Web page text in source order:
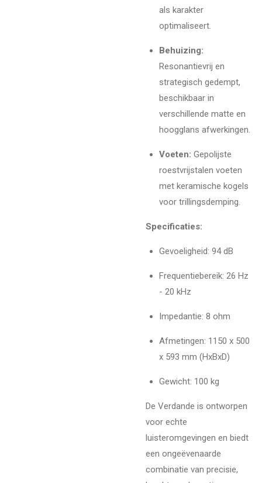
als karakter
optimaliseert.
Behuizing:
Resonantievrij en
strategisch gedempt,
beschikbaar in
verschillende matte en
hoogglans afwerkingen.
Voeten: Gepolijste
roestvrijstalen voeten
met keramische kogels
voor trillingsdemping.
Specificaties:
Gevoeligheid: 94 dB
Frequentiebereik: 26 Hz
- 20 kHz
Impedantie: 8 ohm
Afmetingen: 1150 x 500
x 593 mm (HxBxD)
Gewicht: 100 kg
De Verdande is ontworpen
voor echte
luisteromgevingen en biedt
een ongeëvenaarde
combinatie van precisie,